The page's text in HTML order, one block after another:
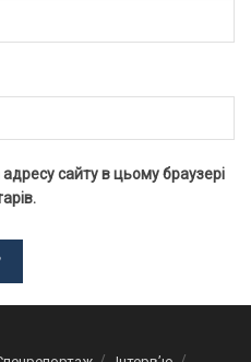
сайту в цьому браузері